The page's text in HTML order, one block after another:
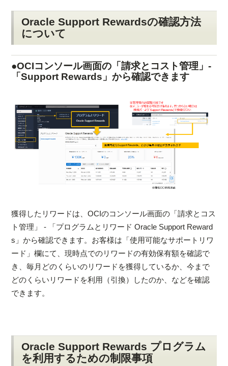
Oracle Support Rewardsの確認方法
について
●OCIコンソール画面の「請求とコスト管理」-
「Support Rewards」から確認できます
獲得したリワードは、OCIのコンソール画面の「請求とコス
ト管理」 - 「プログラムとリワード Oracle Support Reward
s」から確認できます。お客様は「使用可能なサポートリワ
ード」欄にて、現時点でのリワードの有効保有額を確認で
き、毎月どのくらいのリワードを獲得しているか、今まで
どのくらいリワードを利用（引換）したのか、などを確認
できます。
Oracle Support Rewards プログラム
を利用するための制限事項